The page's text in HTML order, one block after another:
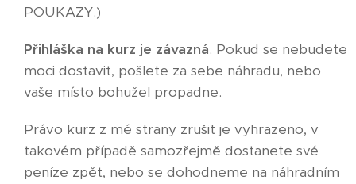
POUKAZY.)
Přihláška na kurz je závazná. Pokud se nebudete
moci dostavit, pošlete za sebe náhradu, nebo
vaše místo bohužel propadne.
Právo kurz z mé strany zrušit je vyhrazeno, v
takovém případě samozřejmě dostanete své
peníze zpět, nebo se dohodneme na náhradním